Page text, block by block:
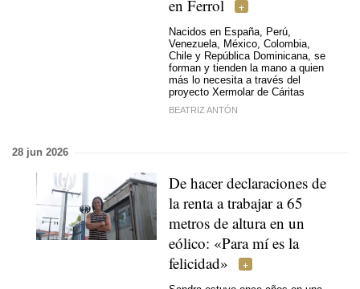
en Ferrol
Nacidos en España, Perú,
Venezuela, México, Colombia,
Chile y República Dominicana, se
forman y tienden la mano a quien
más lo necesita a través del
proyecto Xermolar de Cáritas
BEATRIZ ANTÓN
28 jun 2026
De hacer declaraciones de
la renta a trabajar a 65
metros de altura en un
eólico: «Para mí es la
felicidad»